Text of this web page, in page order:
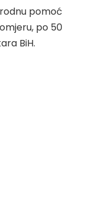
pomoć
po 50
BiH.